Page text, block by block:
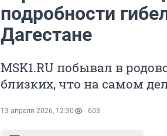
подробности
Дагестане
MSK1.RU побывал в
близких, что на самом
13 апреля 2026, 12:30 603